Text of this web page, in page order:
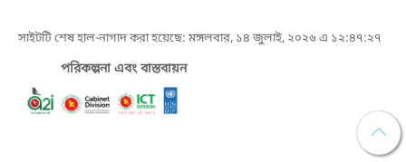
সাইটটি শেষ হাল-নাগাদ করা হয়েছে: মঙ্গলবার, ১৪ জুলাই, ২০২৬ এ ১২:৪৭:২৭
পরিকল্পনা এবং বাস্তবায়ন